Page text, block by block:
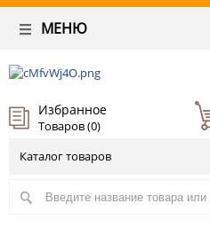
МЕНЮ
Избранное
Товаров (0)
Каталог товаров